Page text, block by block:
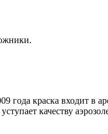
года краска входит в
качеству